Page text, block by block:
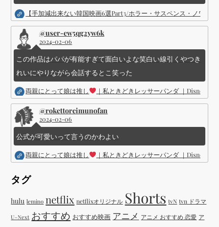
【手加減出来ない韓国映画6選Part3/ホラー・サスペンス・ノワー
@user-ew5qg2yw6k
2024-02-06
この作品はパパが有能すぎて面白いよな笑白い線引くやつき
れいにやりながら会話するとこ笑った
両親にとって娘は推し ｜私ときどきレッサーパンダ ｜Disney (
@rokettoreimunofan
2024-02-06
公式が可愛いって言うのかわよい
両親にとって娘は推し ｜私ときどきレッサーパンダ ｜Disney (
タグ
hulu lemino netflix netflixオリジナル Shorts tvN tvn ドラマ
U-Next おすすめ おすすめ映画 アニメ アニメ おすすめ 恋愛 ア